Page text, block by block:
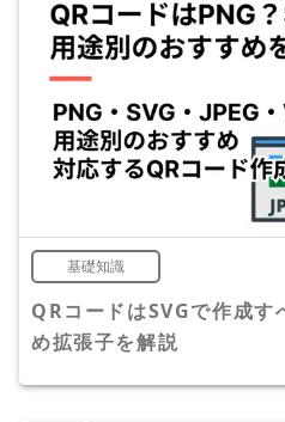
基礎知識
QRコードはSVGで作成す
め拡張子を解説